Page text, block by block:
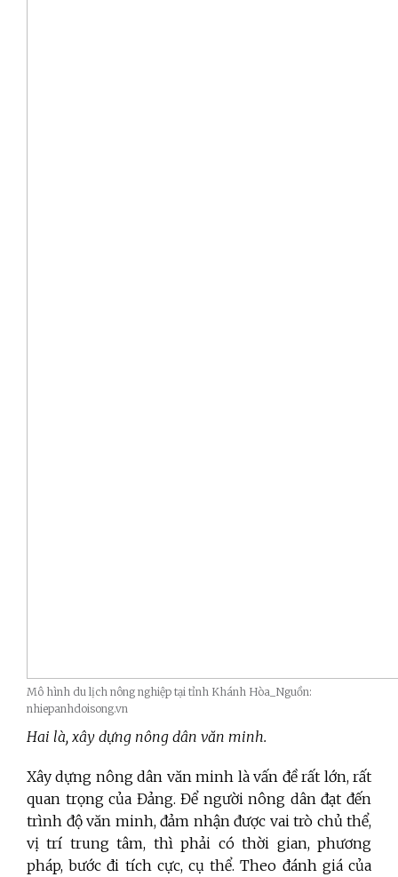
Mô hình du lịch nông nghiệp tại tỉnh Khánh Hòa_Nguồn:
nhiepanhdoisong.vn
Hai là, xây dựng nông dân văn minh.
Xây dựng nông dân văn minh là vấn đề rất lớn, rất
quan trọng của Đảng. Để người nông dân đạt đến
trình độ văn minh, đảm nhận được vai trò chủ thể,
vị trí trung tâm, thì phải có thời gian, phương
pháp, bước đi tích cực, cụ thể. Theo đánh giá của